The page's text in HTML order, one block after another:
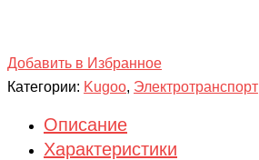
Добавить в Избранное
Категории: Kugoo, Электротранспорт
Описание
Характеристики